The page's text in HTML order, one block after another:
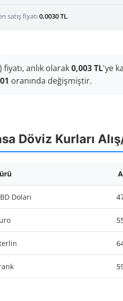
satış fiyatı0,0030 TL.
fiyatı, anlık olarak0,003 TL'ye
oranında değişmiştir.
Döviz Kurları
Doları